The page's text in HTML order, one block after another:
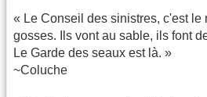
« Le Conseil des sinistres, c'est le
gosses. Ils vont au sable, ils font
Le Garde des seaux est là. »
~Coluche